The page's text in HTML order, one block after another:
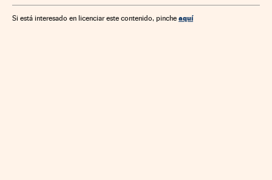
Si está interesado en licenciar este contenido, pinche aquí